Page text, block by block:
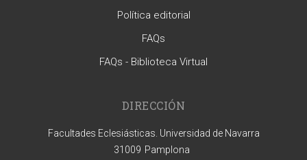
Política editorial
FAQs
FAQs - Biblioteca Virtual
DIRECCIÓN
Facultades Eclesiásticas. Universidad de Navarra
31009 Pamplona